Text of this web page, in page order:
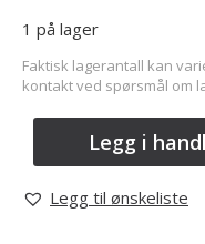
1 på lager
Faktisk lagerantall kan
kontakt ved spørsmål om
Legg i
Legg til ønskeliste